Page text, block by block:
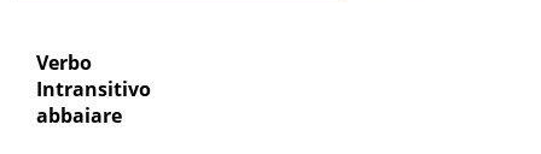
Verbo
Intransitivo
abbaiare